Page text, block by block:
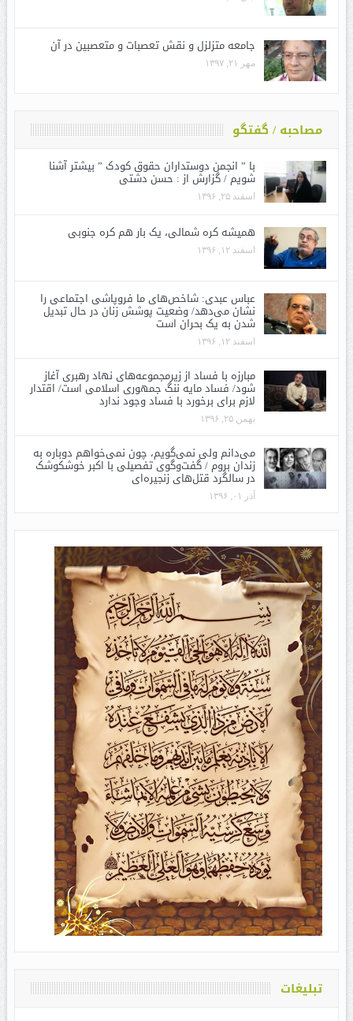
جامعه متزلزل و نقش تعصبات و متعصبین در آن
مهر ۲۱, ۱۳۹۷
مصاحبه / گفتگو
با ” انجمن دوستداران حقوق کودک ” بیشتر آشنا
شویم / گزارش از : حسن دشتی
اسفند ۲۵, ۱۳۹۶
همیشه کره شمالی، یک بار هم کره جنوبی
اسفند ۱۲, ۱۳۹۶
عباس عبدی: شاخص‌های ما فروپاشی اجتماعی را
نشان می‌دهد/ وضعیت پوشش زنان در حال تبدیل
شدن به یک بحران است
اسفند ۱۲, ۱۳۹۶
مبارزه با فساد از زیرمجموعه‌های نهاد رهبری آغاز
شود/ فساد مایه ننگ جمهوری اسلامی است/ اقتدار
لازم برای برخورد با فساد وجود ندارد
بهمن ۲۵, ۱۳۹۶
می‌دانم ولی نمی‌گویم، چون نمی‌خواهم دوباره به
زندان بروم / گفت‌وگوی تفصیلی با اکبر خوشکوشک
در سالگرد قتل‌های زنجیره‌ای
آذر ۰۱, ۱۳۹۶
تبلیغات